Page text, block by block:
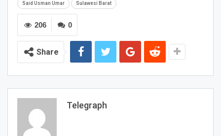
Said Usman Umar Sulawesi Barat
0
206
Share
Telegraph